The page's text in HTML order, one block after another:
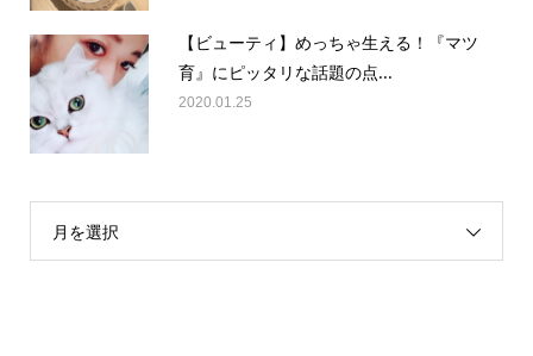
【ビューティ】めっちゃ生える！『マツ
育』にピッタリな話題の点...
2020.01.25
月を選択